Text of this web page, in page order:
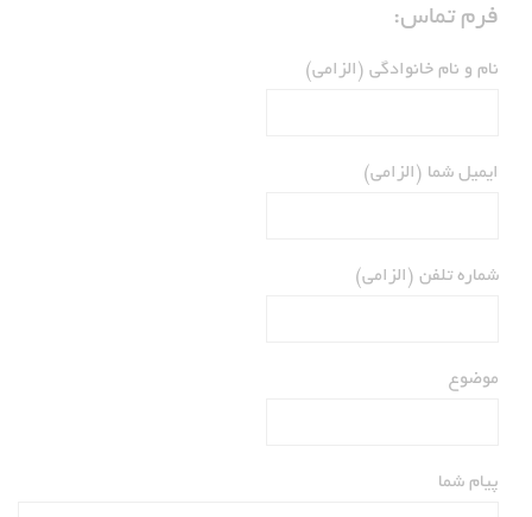
فرم تماس:
نام و نام خانوادگی (الزامی)
ایمیل شما (الزامی)
شماره تلفن (الزامی)
موضوع
پیام شما